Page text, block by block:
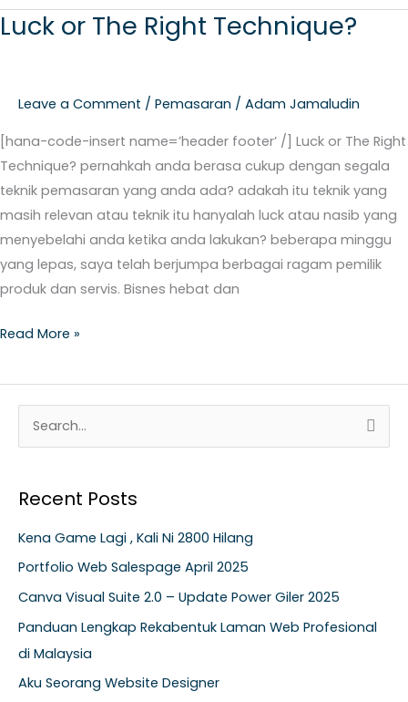
r
c
h
Recent Posts
Kena Game Lagi , Kali Ni 2800 Hilang
Portfolio Web Salespage April 2025
Canva Visual Suite 2.0 – Update Power Giler 2025
Panduan Lengkap Rekabentuk Laman Web Profesional
di Malaysia
Aku Seorang Website Designer
Luck or The Right Technique?
Leave a Comment / Pemasaran / Adam Jamaludin
[hana-code-insert name=’header footer’ /] Luck or The Right
Technique? pernahkah anda berasa cukup dengan segala
teknik pemasaran yang anda ada? adakah itu teknik yang
masih relevan atau teknik itu hanyalah luck atau nasib yang
menyebelahi anda ketika anda lakukan? beberapa minggu
yang lepas, saya telah berjumpa berbagai ragam pemilik
produk dan servis. Bisnes hebat dan
Luck
Read More »